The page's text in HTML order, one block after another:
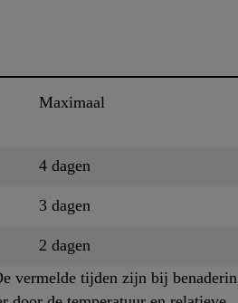
Maximaal
4 dagen
3 dagen
2 dagen
vermelde tijden zijn bij